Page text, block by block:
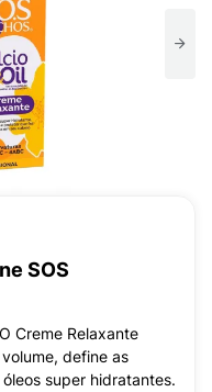
SOS
Creme Relaxante
define as
super hidratantes.